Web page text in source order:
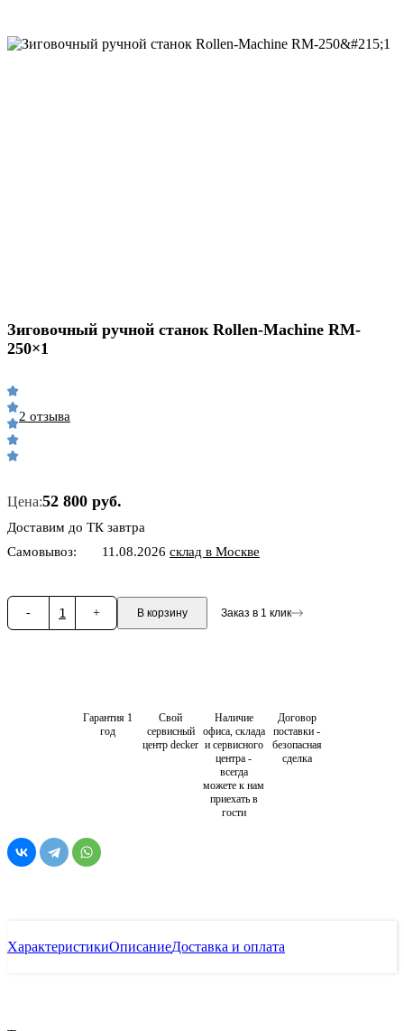
Зиговочный ручной станок Rollen-Machine RM-
250×1
2 отзыва
Цена:52 800 руб.
Доставим до ТК завтра
Самовывоз:
11.08.2026 склад в Москве
- 1 + В корзину Заказ в 1 клик
Гарантия 1
год
Свой
сервисный
центр decker
Наличие
офиса, склада
и сервисного
центра -
всегда
можете к нам
приехать в
гости
Договор
поставки -
безопасная
сделка
ХарактеристикиОписаниеДоставка и оплата